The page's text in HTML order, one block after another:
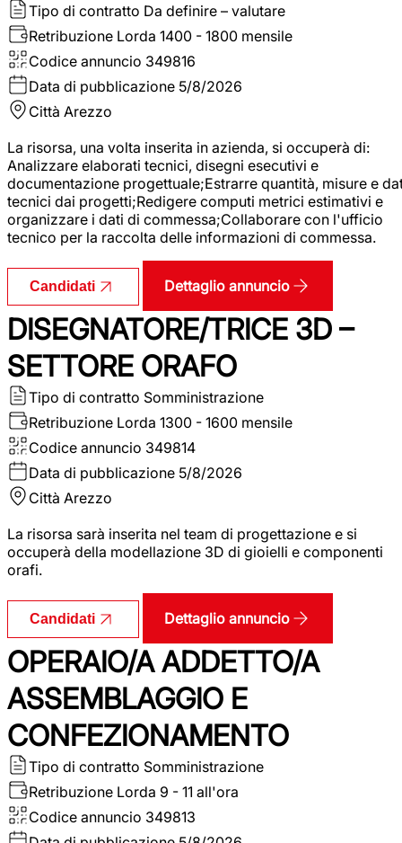
Tipo di contratto Da definire – valutare
Retribuzione Lorda 1400 - 1800 mensile
Codice annuncio 349816
Data di pubblicazione 5/8/2026
Città Arezzo
La risorsa, una volta inserita in azienda, si occuperà di:
Analizzare elaborati tecnici, disegni esecutivi e
documentazione progettuale;Estrarre quantità, misure e
tecnici dai progetti;Redigere computi metrici estimativi e
organizzare i dati di commessa;Collaborare con l'ufficio
tecnico per la raccolta delle informazioni di commessa.
Candidati Dettaglio annuncio
DISEGNATORE/TRICE 3D –
SETTORE ORAFO
Tipo di contratto Somministrazione
Retribuzione Lorda 1300 - 1600 mensile
Codice annuncio 349814
Data di pubblicazione 5/8/2026
Città Arezzo
La risorsa sarà inserita nel team di progettazione e si
occuperà della modellazione 3D di gioielli e componenti
orafi.
Candidati Dettaglio annuncio
OPERAIO/A ADDETTO/A
ASSEMBLAGGIO E
CONFEZIONAMENTO
Tipo di contratto Somministrazione
Retribuzione Lorda 9 - 11 all'ora
Codice annuncio 349813